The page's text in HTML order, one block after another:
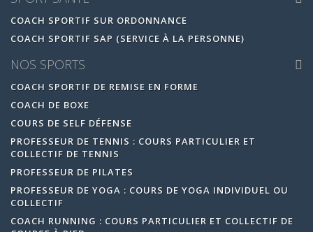
COACH SPORTIF SUR ORDONNANCE
COACH SPORTIF SAP (SERVICE À LA PERSONNE)
NOS SPORTS
COACH SPORTIF DE REMISE EN FORME
COACH DE BOXE
COURS DE SELF DÉFENSE
PROFESSEUR DE TENNIS : COURS PARTICULIER ET
COLLECTIF DE TENNIS
PROFESSEUR DE PILATES
PROFESSEUR DE YOGA : COURS DE YOGA INDIVIDUEL OU
COLLECTIF
COACH RUNNING : COURS PARTICULIER ET COLLECTIF DE